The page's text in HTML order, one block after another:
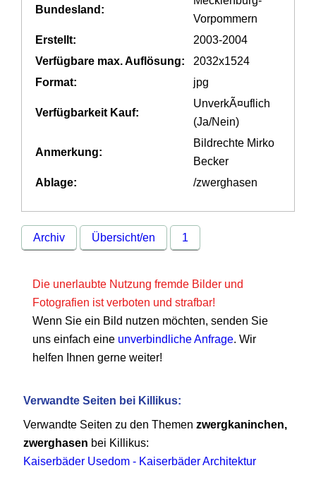
Bundesland:
Vorpommern
Erstellt:
2003-2004
Verfügbare max. Auflösung:
2032x1524
Format:
jpg
Verfügbarkeit Kauf:
UnverkÃ¤uflich
(Ja/Nein)
Anmerkung:
Bildrechte Mirko
Becker
Ablage:
/zwerghasen
Archiv Übersicht/en 1
Die unerlaubte Nutzung fremde Bilder und
Fotografien ist verboten und strafbar!
Wenn Sie ein Bild nutzen möchten, senden Sie
uns einfach eine unverbindliche Anfrage. Wir
helfen Ihnen gerne weiter!
Verwandte Seiten bei Killikus:
Verwandte Seiten zu den Themenzwergkaninchen,
zwerghasen bei Killikus:
Kaiserbäder Usedom - Kaiserbäder Architektur